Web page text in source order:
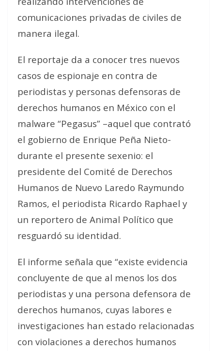
comunicaciones privadas de civiles de
manera ilegal.
El reportaje da a conocer tres nuevos
casos de espionaje en contra de
periodistas y personas defensoras de
derechos humanos en México con el
malware “Pegasus” –aquel que contrató
el gobierno de Enrique Peña Nieto-
durante el presente sexenio: el
presidente del Comité de Derechos
Humanos de Nuevo Laredo Raymundo
Ramos, el periodista Ricardo Raphael y
un reportero de Animal Político que
resguardó su identidad.
El informe señala que “existe evidencia
concluyente de que al menos los dos
periodistas y una persona defensora de
derechos humanos, cuyas labores e
investigaciones han estado relacionadas
con violaciones a derechos humanos